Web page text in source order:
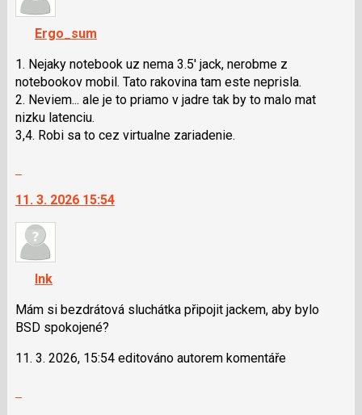
navigaci
lze
použít
i
klávesy
N
pro
pro
předchozí
nový
názor
Ergo_sum
1. Nejaky notebook uz nema 3.5' jack, nerobme z
notebookov mobil. Tato rakovina tam este neprisla.
2. Neviem... ale je to priamo v jadre tak by to malo mat
nizku latenciu.
3,4. Robi sa to cez virtualne zariadenie.
další
nový
názor.
navigaci
lze
použít
i
N
11. 3. 2026 15:54
Ink
Mám si bezdrátová sluchátka připojit jackem, aby bylo
BSD spokojené?
11. 3. 2026, 15:54 editováno autorem komentáře